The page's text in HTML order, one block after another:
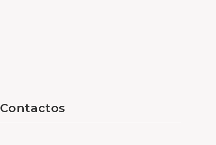
Contactos